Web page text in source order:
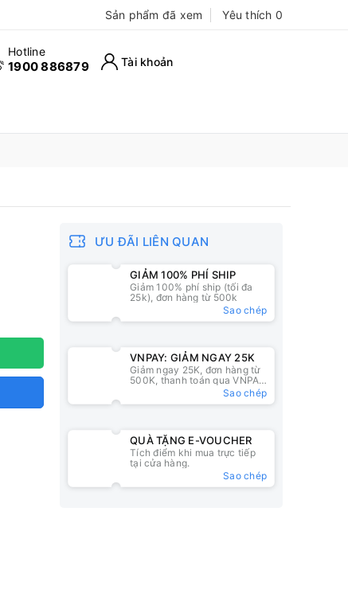
Sản phẩm đã xem Yêu thích 0
Hotline
1900 886879 Tài khoản
ƯU ĐÃI LIÊN QUAN
GIẢM 100% PHÍ SHIP
Giảm 100% phí ship (tối đa
25k), đơn hàng từ 500k
Sao chép
VNPAY: GIẢM NGAY 25K
Giảm ngay 25K, đơn hàng từ
500K, thanh toán qua VNPAY
Sao chép
QUÀ TẶNG E-VOUCHER
Tích điểm khi mua trực tiếp
tại cửa hàng.
Sao chép